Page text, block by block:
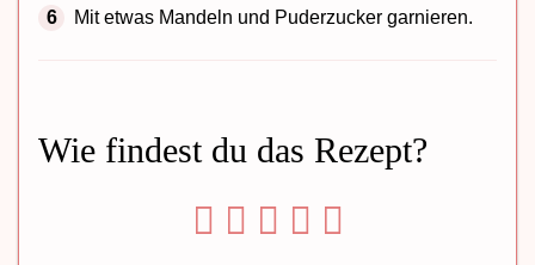
Mit etwas Mandeln und Puderzucker garnieren.
Wie findest du das Rezept?